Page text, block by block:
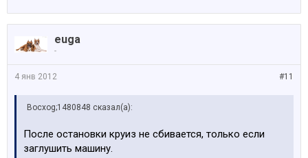
euga
-
#11
4 янв 2012
Bocxog;1480848 сказал(а):
После остановки круиз не сбивается, только если
заглушить машину.